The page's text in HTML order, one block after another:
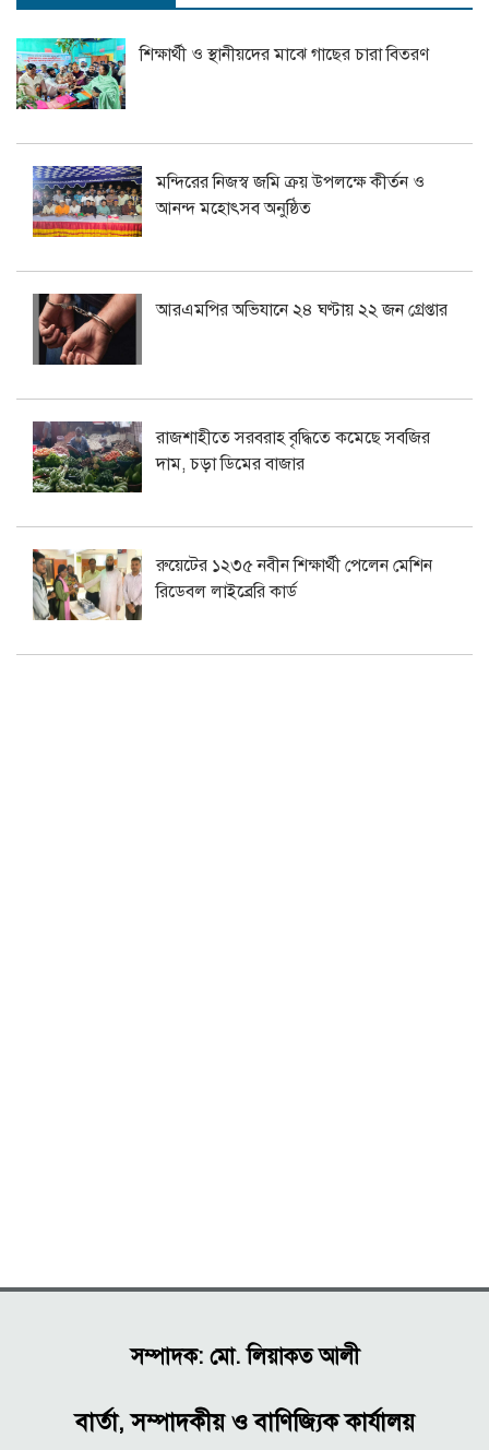
শিক্ষার্থী ও স্থানীয়দের মাঝে গাছের চারা বিতরণ
মন্দিরের নিজস্ব জমি ক্রয় উপলক্ষে কীর্তন ও
আনন্দ মহোৎসব অনুষ্ঠিত
আরএমপির অভিযানে ২৪ ঘণ্টায় ২২ জন গ্রেপ্তার
রাজশাহীতে সরবরাহ বৃদ্ধিতে কমেছে সবজির
দাম, চড়া ডিমের বাজার
রুয়েটের ১২৩৫ নবীন শিক্ষার্থী পেলেন মেশিন
রিডেবল লাইব্রেরি কার্ড
সম্পাদক: মো. লিয়াকত আলী
বার্তা, সম্পাদকীয় ও বাণিজ্যিক কার্যালয়